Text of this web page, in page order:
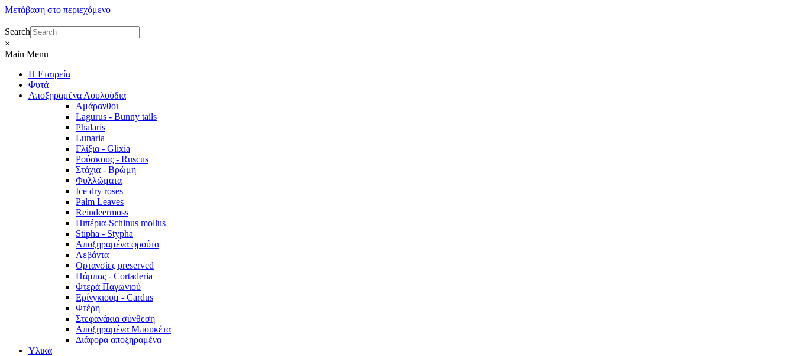
Μετάβαση στο περιεχόμενο
Search
×
Main Menu
Η Εταιρεία
Φυτά
Αποξηραμένα Λουλούδια
Αμάρανθοι
Lagurus - Bunny tails
Phalaris
Lunaria
Γλίξια - Glixia
Ρούσκους - Ruscus
Στάχια - Βρώμη
Φυλλώματα
Ice dry roses
Palm Leaves
Reindeermoss
Πιπέρια-Schinus mollus
Stipha - Stypha
Αποξηραμένα φρούτα
Λεβάντα
Ορτανσίες preserved
Πάμπας - Cortaderia
Φτερά Παγωνιού
Ερίνγκιουμ - Cardus
Φτέρη
Στεφανάκια σύνθεση
Αποξηραμένα Μπουκέτα
Διάφορα αποξηραμένα
Υλικά